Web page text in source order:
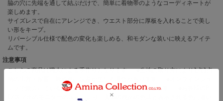
脇の穴に先端を通して結ぶだけで、簡単に着物帯のようなコーディネートが
楽しめます。
サイズレスで自在にアレンジでき、ウエスト部分に厚板を入れることで美し
い形をキープ。
リバーシブル仕様で配色の変化も楽しめる、和モダンな装いに映えるアイテ
ムです。
注意事項
こちらの商品は職人による手作りとなります。 ◆生地の取り方により1点1点
柄の出方・配置、形や色に誤差が生じる場合があります。 ◆オンラインショ
ップで販売している商品は、実店舗と在庫を共有しています。 ◆お客様のP
C/スマホのモニターの設定により、実際の商品の色味と表示される色に違い